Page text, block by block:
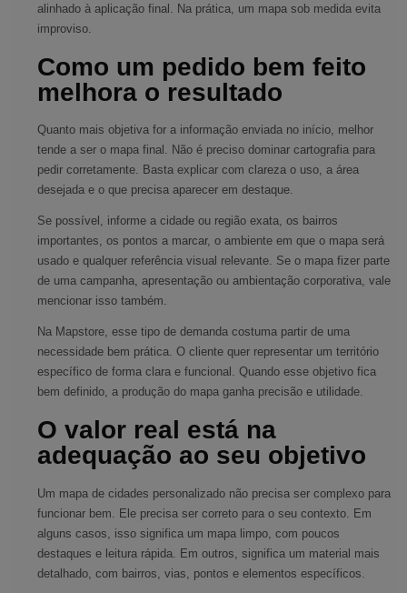
alinhado à aplicação final. Na prática, um mapa sob medida evita
improviso.
Como um pedido bem feito
melhora o resultado
Quanto mais objetiva for a informação enviada no início, melhor
tende a ser o mapa final. Não é preciso dominar cartografia para
pedir corretamente. Basta explicar com clareza o uso, a área
desejada e o que precisa aparecer em destaque.
Se possível, informe a cidade ou região exata, os bairros
importantes, os pontos a marcar, o ambiente em que o mapa será
usado e qualquer referência visual relevante. Se o mapa fizer parte
de uma campanha, apresentação ou ambientação corporativa, vale
mencionar isso também.
Na Mapstore, esse tipo de demanda costuma partir de uma
necessidade bem prática. O cliente quer representar um território
específico de forma clara e funcional. Quando esse objetivo fica
bem definido, a produção do mapa ganha precisão e utilidade.
O valor real está na
adequação ao seu objetivo
Um mapa de cidades personalizado não precisa ser complexo para
funcionar bem. Ele precisa ser correto para o seu contexto. Em
alguns casos, isso significa um mapa limpo, com poucos
destaques e leitura rápida. Em outros, significa um material mais
detalhado, com bairros, vias, pontos e elementos específicos.